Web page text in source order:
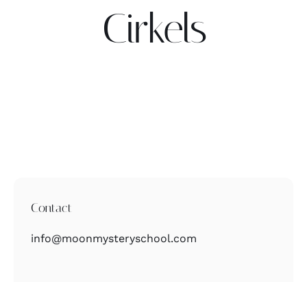
Contact
Cirkels
Contact
info@moonmysteryschool.com